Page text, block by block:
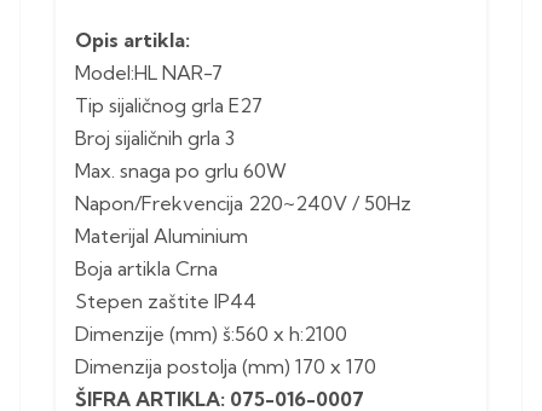
Opis artikla:
Model:HL NAR-7
Tip sijaličnog grla E27
Broj sijaličnih grla 3
Max. snaga po grlu 60W
Napon/Frekvencija 220~240V / 50Hz
Materijal Aluminium
Boja artikla Crna
Stepen zaštite IP44
Dimenzije (mm) š:560 x h:2100
Dimenzija postolja (mm) 170 x 170
ŠIFRA ARTIKLA: 075-016-0007